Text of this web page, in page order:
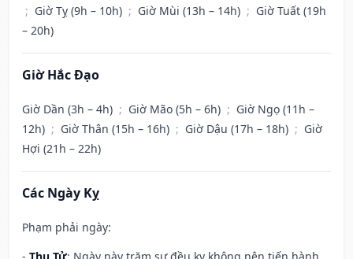
; Giờ Tỵ (9h – 10h) ; Giờ Mùi (13h – 14h) ; Giờ Tuất (19h
– 20h)
Giờ Hắc Đạo
Giờ Dần (3h – 4h) ; Giờ Mão (5h – 6h) ; Giờ Ngọ (11h –
12h) ; Giờ Thân (15h – 16h) ; Giờ Dậu (17h – 18h) ; Giờ
Hợi (21h – 22h)
Các Ngày Kỵ
Phạm phải ngày: